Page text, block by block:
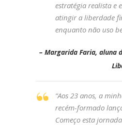
estratégia realista e
atingir a liberdade
enquanto não uso
– Margarida Faria, aluna
“Aos 23 anos, a
recém-formado
Começo esta